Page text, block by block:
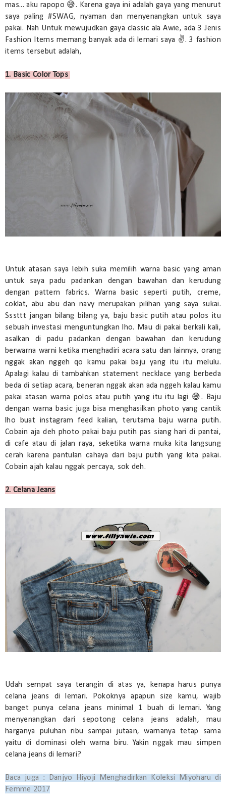
mas... aku rapopo 😅. Karena gaya ini adalah gaya yang menurut
saya paling #SWAG, nyaman dan menyenangkan untuk saya
pakai. Nah Untuk mewujudkan gaya classic ala Awie, ada 3 Jenis
Fashion Items memang banyak ada di lemari saya ✌. 3 fashion
items tersebut adalah,
1. Basic Color Tops
Untuk atasan saya lebih suka memilih warna basic yang aman
untuk saya padu padankan dengan bawahan dan kerudung
dengan pattern fabrics. Warna basic seperti putih, creme,
coklat, abu abu dan navy merupakan pilihan yang saya sukai.
Sssttt jangan bilang bilang ya, baju basic putih atau polos itu
sebuah investasi menguntungkan lho. Mau di pakai berkali kali,
asalkan di padu padankan dengan bawahan dan kerudung
berwarna warni ketika menghadiri acara satu dan lainnya, orang
nggak akan nggeh qo kamu pakai baju yang itu itu melulu.
Apalagi kalau di tambahkan statement necklace yang berbeda
beda di setiap acara, beneran nggak akan ada nggeh kalau kamu
pakai atasan warna polos atau putih yang itu itu lagi 😅. Baju
dengan warna basic juga bisa menghasilkan photo yang cantik
lho buat instagram feed kalian, terutama baju warna putih.
Cobain aja deh photo pakai baju putih pas siang hari di pantai,
di cafe atau di jalan raya, seketika warna muka kita langsung
cerah karena pantulan cahaya dari baju putih yang kita pakai.
Cobain ajah kalau nggak percaya, sok deh.
2. Celana Jeans
Udah sempat saya terangin di atas ya, kenapa harus punya
celana jeans di lemari. Pokoknya apapun size kamu, wajib
banget punya celana jeans minimal 1 buah di lemari. Yang
menyenangkan dari sepotong celana jeans adalah, mau
harganya puluhan ribu sampai jutaan, warnanya tetap sama
yaitu di dominasi oleh warna biru. Yakin nggak mau simpen
celana jeans di lemari?
Baca juga : Danjyo Hiyoji Menghadirkan Koleksi Miyoharu di
Femme 2017